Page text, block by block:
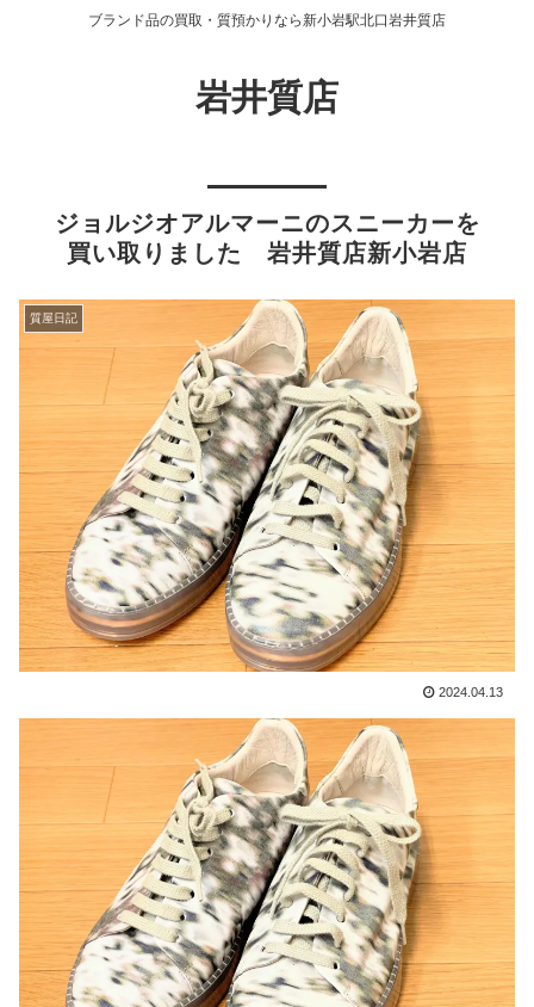
ブランド品の買取・質預かりなら新小岩駅北口岩井質店
岩井質店
ジョルジオアルマーニのスニーカーを
買い取りました 岩井質店新小岩店
質屋日記
2024.04.13